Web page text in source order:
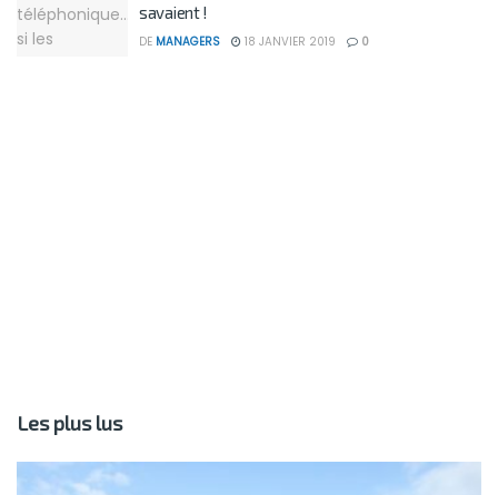
savaient !
DE MANAGERS 18 JANVIER 2019 0
Les plus lus